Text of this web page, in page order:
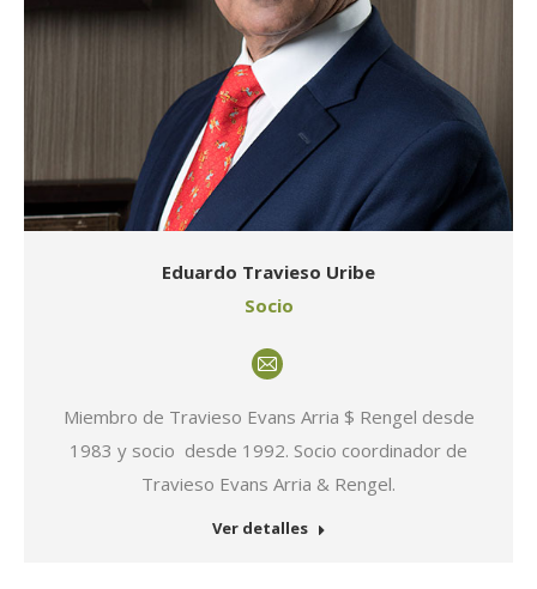
Eduardo Travieso Uribe
Socio
Miembro de Travieso Evans Arria $ Rengel desde
1983 y socio desde 1992. Socio coordinador de
Travieso Evans Arria & Rengel.
E-
mail
Ver detalles